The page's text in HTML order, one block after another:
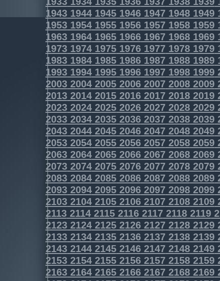
1943194419451946194719481949
1953195419551956195719581959
1963196419651966196719681969
1973197419751976197719781979
1983198419851986198719881989
1993199419951996199719981999
2003200420052006200720082009
2013201420152016201720182019
2023202420252026202720282029
2033203420352036203720382039
2043204420452046204720482049
2053205420552056205720582059
2063206420652066206720682069
2073207420752076207720782079
2083208420852086208720882089
2093209420952096209720982099
2103210421052106210721082109
2113211421152116211721182119
2123212421252126212721282129
2133213421352136213721382139
2143214421452146214721482149
2153215421552156215721582159
2163216421652166216721682169